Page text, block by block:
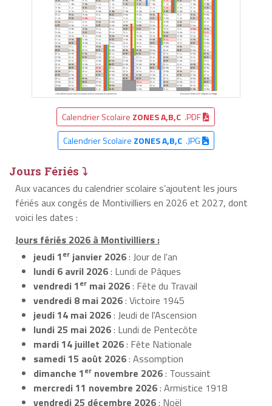
Calendrier Scolaire ZONES A,B,C .PDF
Calendrier Scolaire ZONES A,B,C.JPG
Jours Fériés ⤵
Aux vacances du calendrier scolaire s’ajoutent les jours
fériés aux congés de Montivilliers en 2026 et 2027, dont
voici les dates :
Jours fériés 2026 à Montivilliers :
jeudi 1er janvier 2026: Jour de l'an
lundi 6 avril 2026: Lundi de Pâques
vendredi 1er mai 2026: Fête du Travail
vendredi 8 mai 2026: Victoire 1945
jeudi 14 mai 2026: Jeudi de l'Ascension
lundi 25 mai 2026: Lundi de Pentecôte
mardi 14 juillet 2026: Fête Nationale
samedi 15 août 2026: Assomption
dimanche 1er novembre 2026: Toussaint
mercredi 11 novembre 2026: Armistice 1918
vendredi 25 décembre 2026: Noël